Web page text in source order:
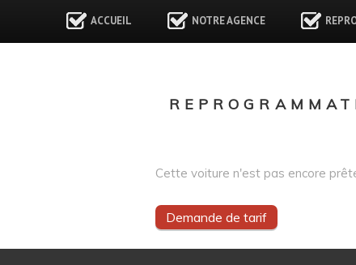
ACCUEIL NOTRE AGENCE
Cette voiture n'est pas encore
Demande de tarif